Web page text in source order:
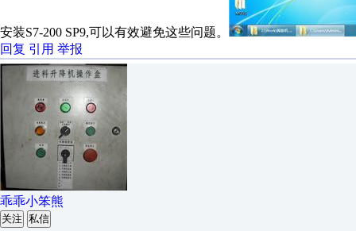
安装S7-200 SP9,可以有效避免这些问题。
回复 引用 举报
乖乖小笨熊
关注 私信